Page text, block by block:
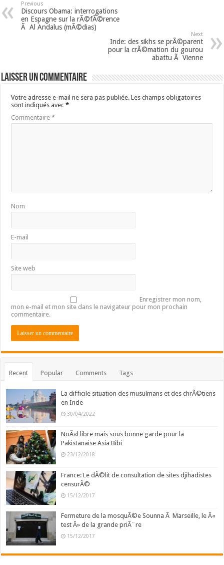
Previous
Discours Obama: interrogations
en Espagne sur la rÃ©fÃ©rence
Ã Al Andalus (mÃ©dias)
Next
Inde: des sikhs se prÃ©parent
pour la crÃ©mation du gourou
abattu Ã Vienne
Laisser un commentaire
Votre adresse e-mail ne sera pas publiée. Les champs obligatoires
sont indiqués avec*
Commentaire*
Nom
E-mail
Site web
Enregistrer mon nom,
mon e-mail et mon site dans le navigateur pour mon prochain
commentaire.
Recent Popular Comments Tags
La difficile situation des musulmans et des chrÃ©tiens
en Inde
30/04/2022
NoÃ«l libre mais sous bonne garde pour la
Pakistanaise Asia Bibi
23/12/2018
France: Le dÃ©lit de consultation de sites djihadistes
censurÃ©
15/12/2017
Fermeture de la mosquÃ©e Sounna Ã Marseille, le Â«
test Â» de la grande priÃ¨re
15/12/2017